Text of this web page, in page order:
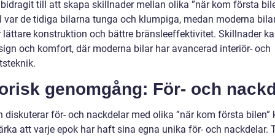
till att skapa skillnader mellan olika ”när kom första
var de tidiga bilarna tunga och klumpiga, medan moderna
lättare konstruktion och bättre bränsleeffektivitet. Skillnader
och komfort, där moderna bilar har avancerad interiör- och
genomgång: För- och
diskuterar för- och nackdelar med olika ”när kom första bilen”
att varje epok har haft sina egna unika för- och nackdelar.